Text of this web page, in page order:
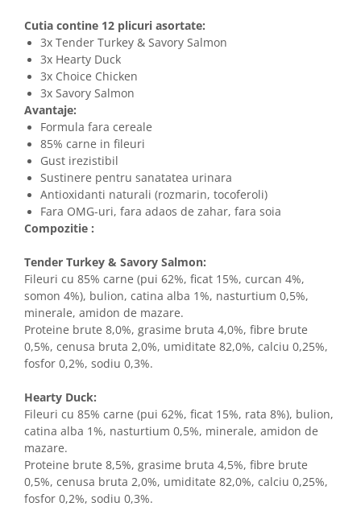
Cutia contine 12 plicuri asortate:
3x Tender Turkey & Savory Salmon
3x Hearty Duck
3x Choice Chicken
3x Savory Salmon
Avantaje:
Formula fara cereale
85% carne in fileuri
Gust irezistibil
Sustinere pentru sanatatea urinara
Antioxidanti naturali (rozmarin, tocoferoli)
Fara OMG-uri, fara adaos de zahar, fara soia
Compozitie :
Tender Turkey & Savory Salmon:
Fileuri cu 85% carne (pui 62%, ficat 15%, curcan 4%,
somon 4%), bulion, catina alba 1%, nasturtium 0,5%,
minerale, amidon de mazare.
Proteine brute 8,0%, grasime bruta 4,0%, fibre brute
0,5%, cenusa bruta 2,0%, umiditate 82,0%, calciu 0,25%,
fosfor 0,2%, sodiu 0,3%.
Hearty Duck:
Fileuri cu 85% carne (pui 62%, ficat 15%, rata 8%), bulion,
catina alba 1%, nasturtium 0,5%, minerale, amidon de
mazare.
Proteine brute 8,5%, grasime bruta 4,5%, fibre brute
0,5%, cenusa bruta 2,0%, umiditate 82,0%, calciu 0,25%,
fosfor 0,2%, sodiu 0,3%.